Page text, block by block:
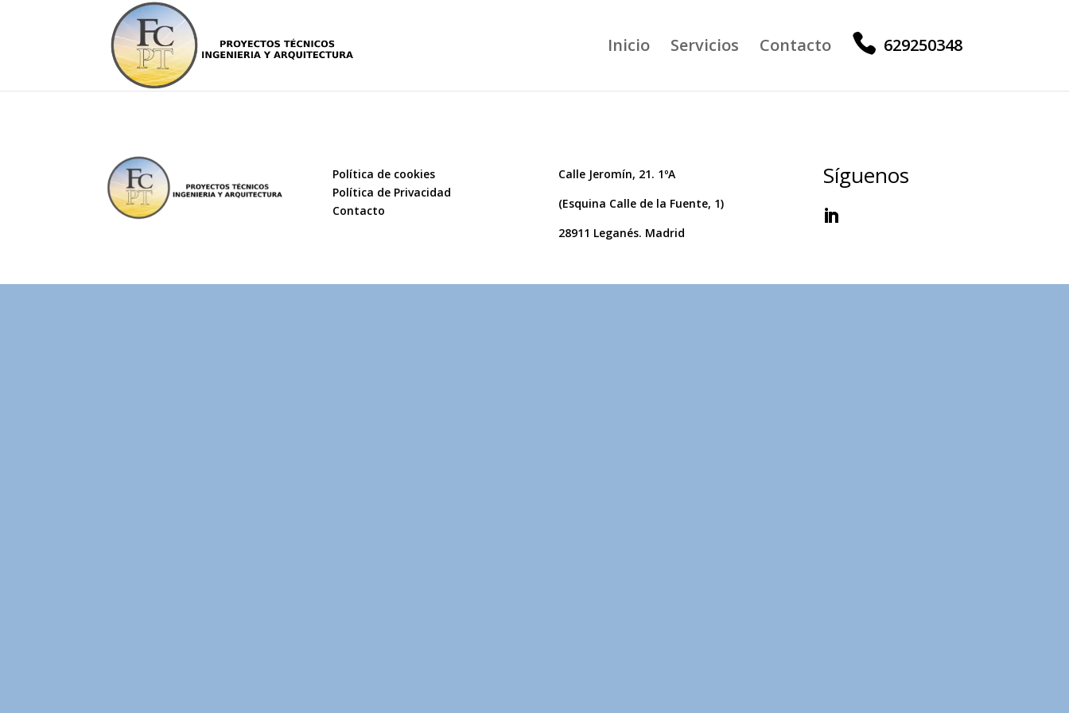
Inicio Servicios Contacto 629250348
Política de cookies
Política de Privacidad
Contacto
Calle Jeromín, 21. 1ºA
(Esquina Calle de la Fuente, 1)
28911 Leganés. Madrid
Síguenos